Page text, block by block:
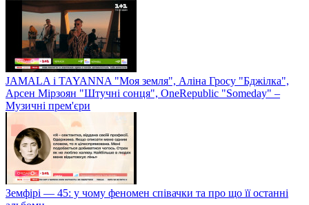
Святослав Вакарчук вперше став батьком, а Катерина Осадча
відмовилася від декрету — Зіркові новини
JAMALA і TAYANNA "Моя земля", Аліна Гросу "Бджілка",
Арсен Мірзоян "Штучні сонця", OneRepublic "Someday" –
Музичні прем'єри